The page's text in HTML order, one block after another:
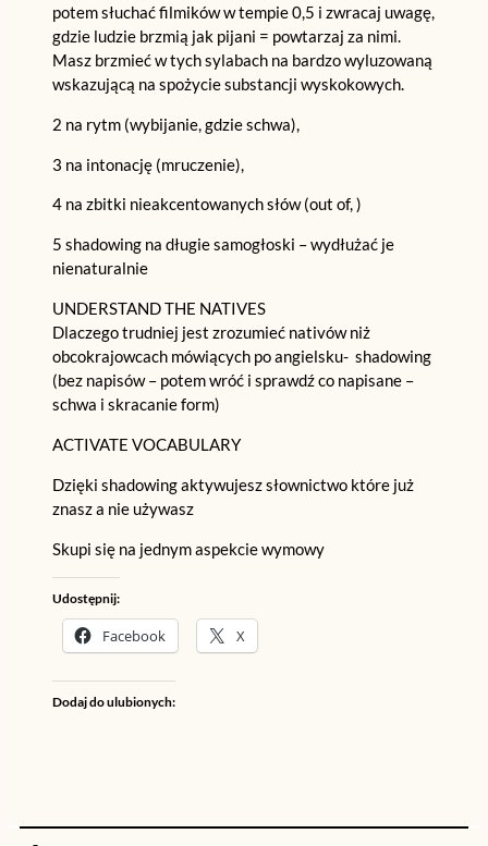
potem słuchać filmików w tempie 0,5 i zwracaj uwagę,
gdzie ludzie brzmią jak pijani = powtarzaj za nimi.
Masz brzmieć w tych sylabach na bardzo wyluzowaną
wskazującą na spożycie substancji wyskokowych.
2 na rytm (wybijanie, gdzie schwa),
3 na intonację (mruczenie),
4 na zbitki nieakcentowanych słów (out of, )
5 shadowing na długie samogłoski – wydłużać je
nienaturalnie
UNDERSTAND THE NATIVES
Dlaczego trudniej jest zrozumieć nativów niż
obcokrajowcach mówiących po angielsku- shadowing
(bez napisów – potem wróć i sprawdź co napisane –
schwa i skracanie form)
ACTIVATE VOCABULARY
Dzięki shadowing aktywujesz słownictwo które już
znasz a nie używasz
Skupi się na jednym aspekcie wymowy
Udostępnij:
Facebook X
Dodaj do ulubionych: